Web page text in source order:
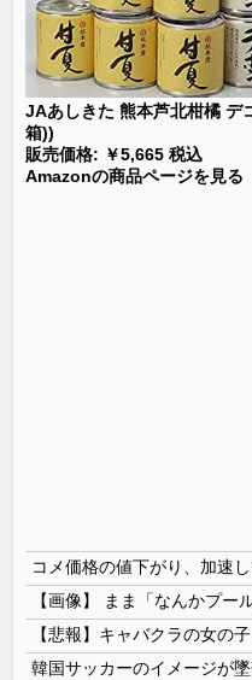
JAあしきた 熊本芦北柑橘 デ
箱))
販売価格: ￥5,665 税込
Amazonの商品ページを見る
コメ価格の値下がり、加速
韓国サッカーのイメージが